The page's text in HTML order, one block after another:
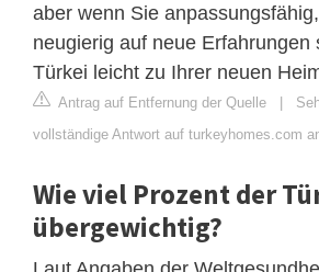
aber wenn Sie
neugierig auf neue Erfahrungen
Türkei leicht zu Ihrer neuen
Antrag auf Entfernung der Quelle |
vollständige Antwort auf turkeyhomes.com
Wie viel Prozent der
übergewichtig?